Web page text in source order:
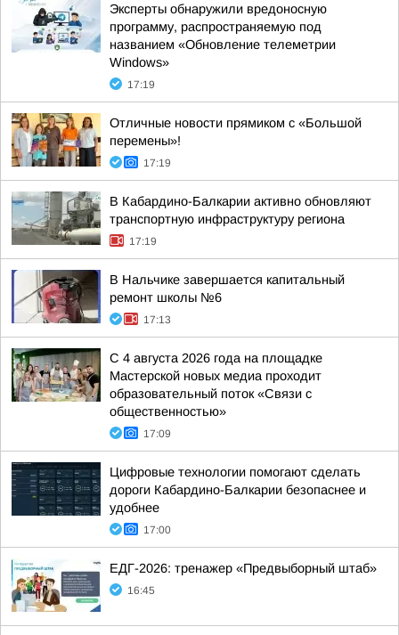
Эксперты обнаружили вредоносную
программу, распространяемую под
названием «Обновление телеметрии
Windows»
17:19
Отличные новости прямиком с «Большой
перемены»!
17:19
В Кабардино-Балкарии активно обновляют
транспортную инфраструктуру региона
17:19
В Нальчике завершается капитальный
ремонт школы №6
17:13
С 4 августа 2026 года на площадке
Мастерской новых медиа проходит
образовательный поток «Связи с
общественностью»
17:09
Цифровые технологии помогают сделать
дороги Кабардино-Балкарии безопаснее и
удобнее
17:00
ЕДГ-2026: тренажер «Предвыборный штаб»
16:45